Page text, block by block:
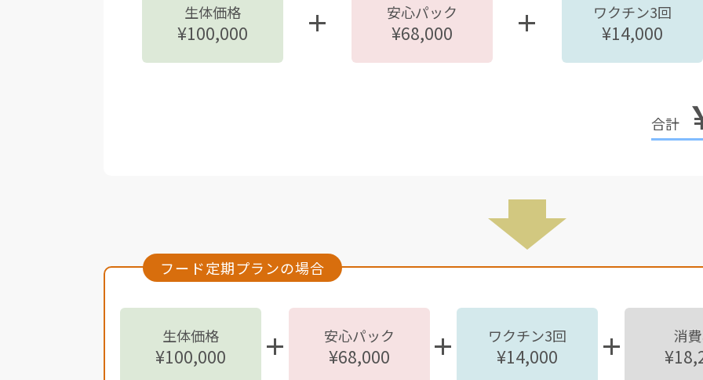
生体価格
¥100,000
安心パック
¥68,000
ワクチン3回
¥14,000
フード定期プランの場合
生体価格
¥100,000
安心パック
¥68,000
ワクチン3回
¥14,000
消